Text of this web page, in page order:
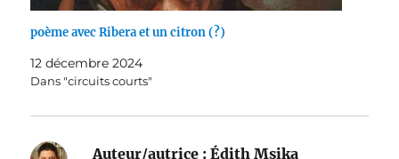
poème avec Ribera et un citron (?)
12 décembre 2024
Dans "circuits courts"
Auteur/autrice : Édith Msika